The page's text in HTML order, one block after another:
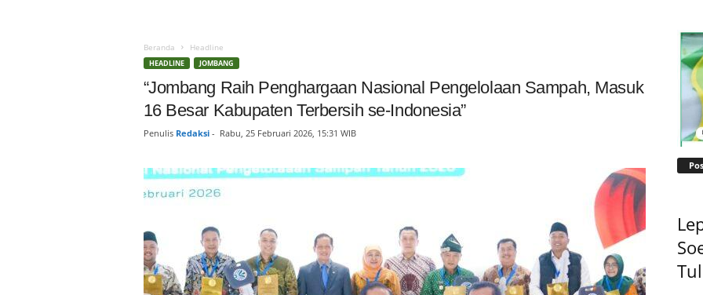
Beranda Headline
HEADLINE JOMBANG
“Jombang Raih Penghargaan Nasional Pengelolaan Sampah, Masuk
16 Besar Kabupaten Terbersih se-Indonesia”
Penulis Redaksi- Rabu, 25 Februari 2026, 15:31 WIB